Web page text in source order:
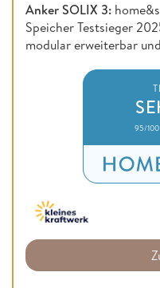
Anker SOLIX 3:
Speicher Testsieger
modular erweiterbar
95/